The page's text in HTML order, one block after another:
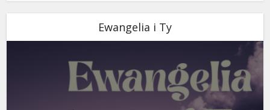
Ewangelia i Ty